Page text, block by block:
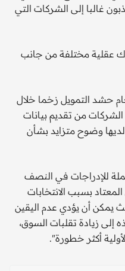
غالبا إلى الشركات التي
عقلية مختلفة من جانب
حشد التمويل زخما خلال
الشركات من تقديم بيانات
وضوح متزايد بشأن
للإدراجات في النصف
بسبب الانتخابات
يمكن أن يؤدي عدم اليقين
إلى زيادة تقلبات السوق،
أكثر خطورة".